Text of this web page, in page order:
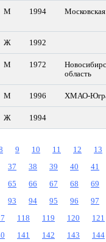
М 1994
Ж 1992
М 1972
область
М 1996 ХМАО-
Ж 1994
9 10 11 12
13
37 38 39 40
41
65 66 67 68
69
93 94 95 96
97
118 119 120
121
141 142 143
144